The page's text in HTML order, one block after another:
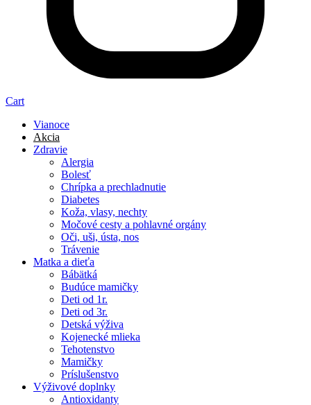
Cart
Vianoce
Akcia
Zdravie
Alergia
Bolesť
Chrípka a prechladnutie
Diabetes
Koža, vlasy, nechty
Močové cesty a pohlavné orgány
Oči, uši, ústa, nos
Trávenie
Matka a dieťa
Bábätká
Budúce mamičky
Deti od 1r.
Deti od 3r.
Detská výživa
Kojenecké mlieka
Tehotenstvo
Mamičky
Príslušenstvo
Výživové doplnky
Antioxidanty